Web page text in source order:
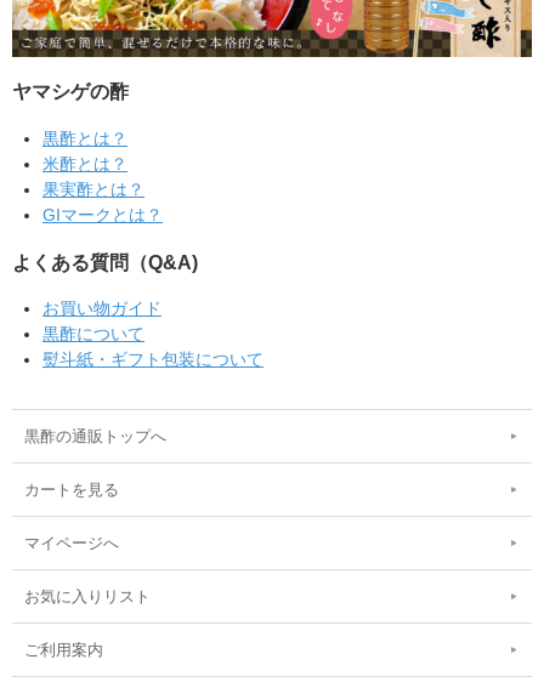
ヤマシゲの酢
黒酢とは？
米酢とは？
果実酢とは？
GIマークとは？
よくある質問（Q&A)
お買い物ガイド
黒酢について
熨斗紙・ギフト包装について
黒酢の通販トップへ
カートを見る
マイページへ
お気に入りリスト
ご利用案内